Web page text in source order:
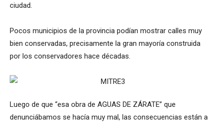
ciudad.
Pocos municipios de la provincia podían mostrar calles muy
bien conservadas, precisamente la gran mayoría construida
por los conservadores hace décadas.
Luego de que “esa obra de AGUAS DE ZÁRATE” que
denunciábamos se hacía muy mal, las consecuencias están a